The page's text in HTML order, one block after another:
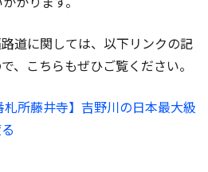
道に関しては、以下リンクの記
、こちらもぜひご覧ください。
所藤井寺】吉野川の日本最大級